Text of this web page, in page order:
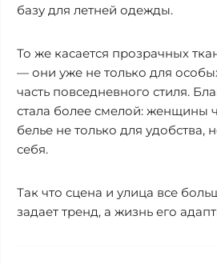
базу для летней одежды.
То же касается прозрачных
— они уже не только для
часть повседневного стиля.
стала более смелой: женщины
белье не только для удобства,
себя.
Так что сцена и улица все
задает тренд, а жизнь его